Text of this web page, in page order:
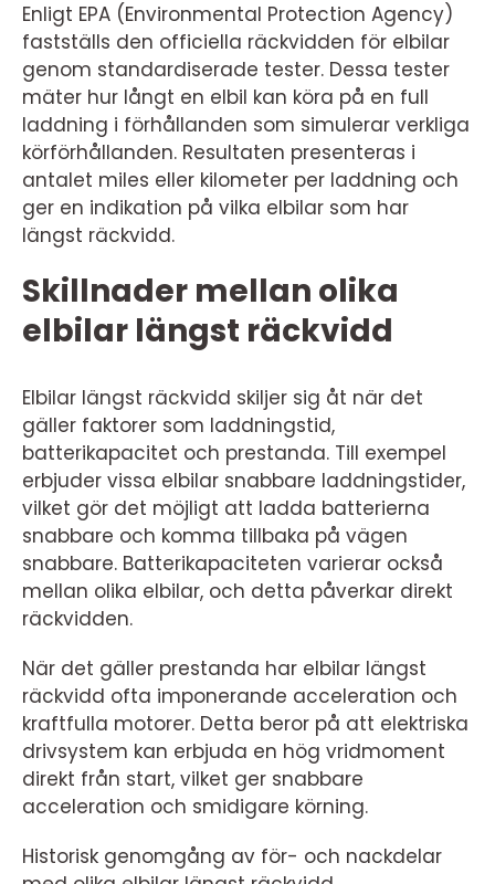
Enligt EPA (Environmental Protection Agency)
fastställs den officiella räckvidden för elbilar
genom standardiserade tester. Dessa tester
mäter hur långt en elbil kan köra på en full
laddning i förhållanden som simulerar verkliga
körförhållanden. Resultaten presenteras i
antalet miles eller kilometer per laddning och
ger en indikation på vilka elbilar som har
längst räckvidd.
Skillnader mellan olika
elbilar längst räckvidd
Elbilar längst räckvidd skiljer sig åt när det
gäller faktorer som laddningstid,
batterikapacitet och prestanda. Till exempel
erbjuder vissa elbilar snabbare laddningstider,
vilket gör det möjligt att ladda batterierna
snabbare och komma tillbaka på vägen
snabbare. Batterikapaciteten varierar också
mellan olika elbilar, och detta påverkar direkt
räckvidden.
När det gäller prestanda har elbilar längst
räckvidd ofta imponerande acceleration och
kraftfulla motorer. Detta beror på att elektriska
drivsystem kan erbjuda en hög vridmoment
direkt från start, vilket ger snabbare
acceleration och smidigare körning.
Historisk genomgång av för- och nackdelar